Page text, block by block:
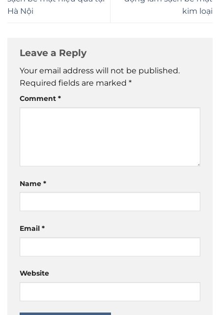
Hà Nội
kim loại
Leave a Reply
Your email address will not be published.
Required fields are marked *
Comment *
Name *
Email *
Website